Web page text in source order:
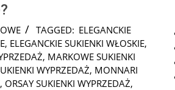
TAGGED: ELEGANCKIE
, ELEGANCKIE SUKIENKI WŁOSKIE,
, MARKOWE SUKIENKI
WYPRZEDAŻ, MONNARI
, ORSAY SUKIENKI WYPRZEDAŻ,